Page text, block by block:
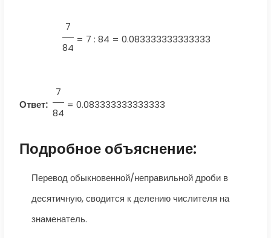
7
84
= 7 : 84 = 0.083333333333333
Ответ:
7
84
= 0.083333333333333
Подробное объяснение:
Перевод обыкновенной/неправильной дроби в
десятичную, сводится к делению числителя на
знаменатель.